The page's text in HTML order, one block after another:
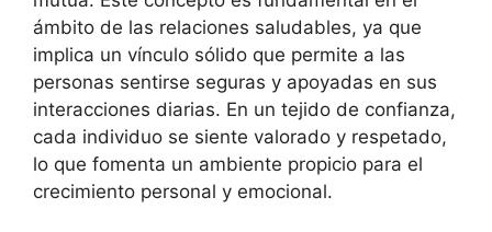
ámbito de las relaciones saludables, ya que
implica un vínculo sólido que permite a las
personas sentirse seguras y apoyadas en sus
interacciones diarias. En un tejido de confianza,
cada individuo se siente valorado y respetado,
lo que fomenta un ambiente propicio para el
crecimiento personal y emocional.